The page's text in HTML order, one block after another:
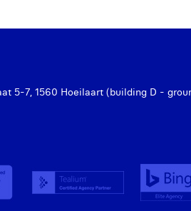
5-7, 1560 Hoeilaart (building D -